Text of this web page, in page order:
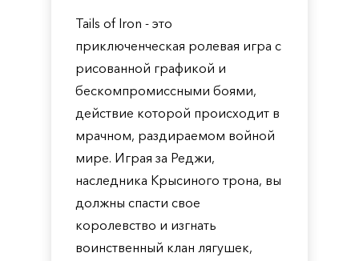
Tails of Iron - это
приключенческая ролевая игра с
рисованной графикой и
бескомпромиссными боями,
действие которой происходит в
мрачном, раздираемом войной
мире. Играя за Реджи,
наследника Крысиного трона, вы
должны спасти свое
королевство и изгнать
воинственный клан лягушек,